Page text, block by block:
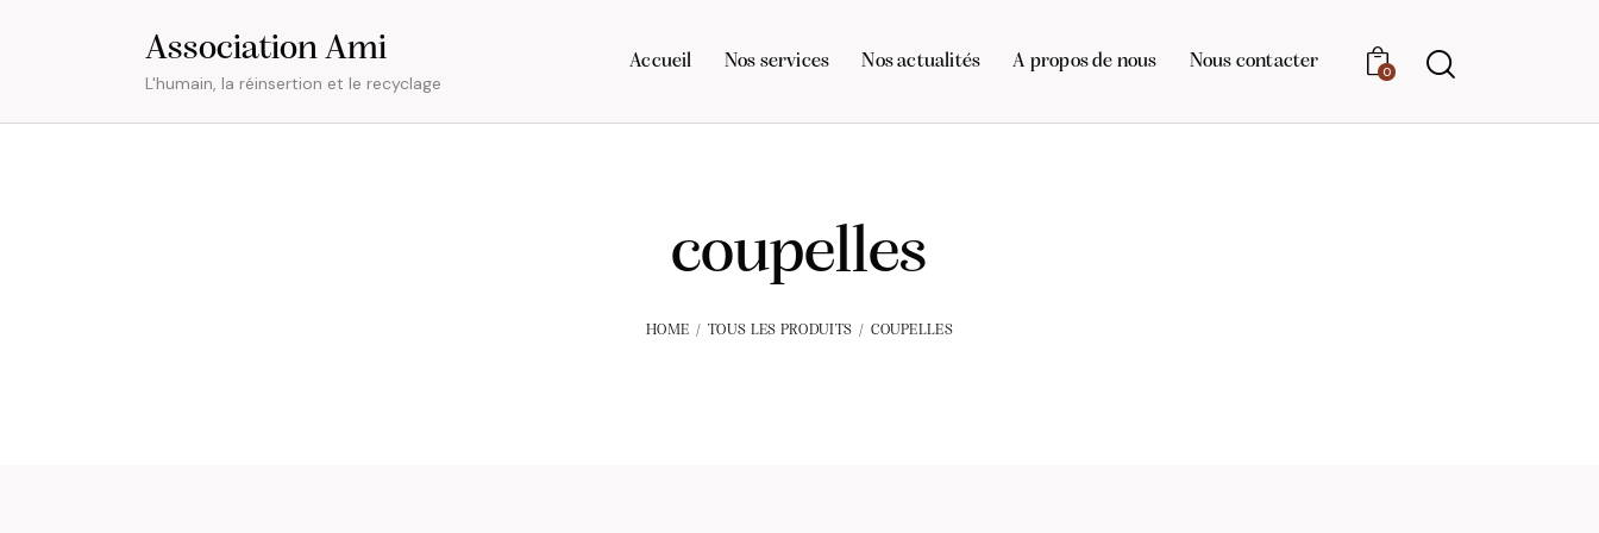
Association Ami
L'humain, la réinsertion et le recyclage
Accueil Nos services Nos actualités A propos de nous Nous contacter
0
coupelles
HOME TOUS LES PRODUITS COUPELLES